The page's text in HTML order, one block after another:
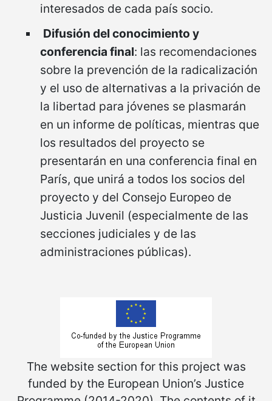
interesados de cada país socio.
Difusión del conocimiento y
conferencia final: las recomendaciones
sobre la prevención de la radicalización
y el uso de alternativas a la privación de
la libertad para jóvenes se plasmarán
en un informe de políticas, mientras que
los resultados del proyecto se
presentarán en una conferencia final en
París, que unirá a todos los socios del
proyecto y del Consejo Europeo de
Justicia Juvenil (especialmente de las
secciones judiciales y de las
administraciones públicas).
The website section for this project was
funded by the European Union’s Justice